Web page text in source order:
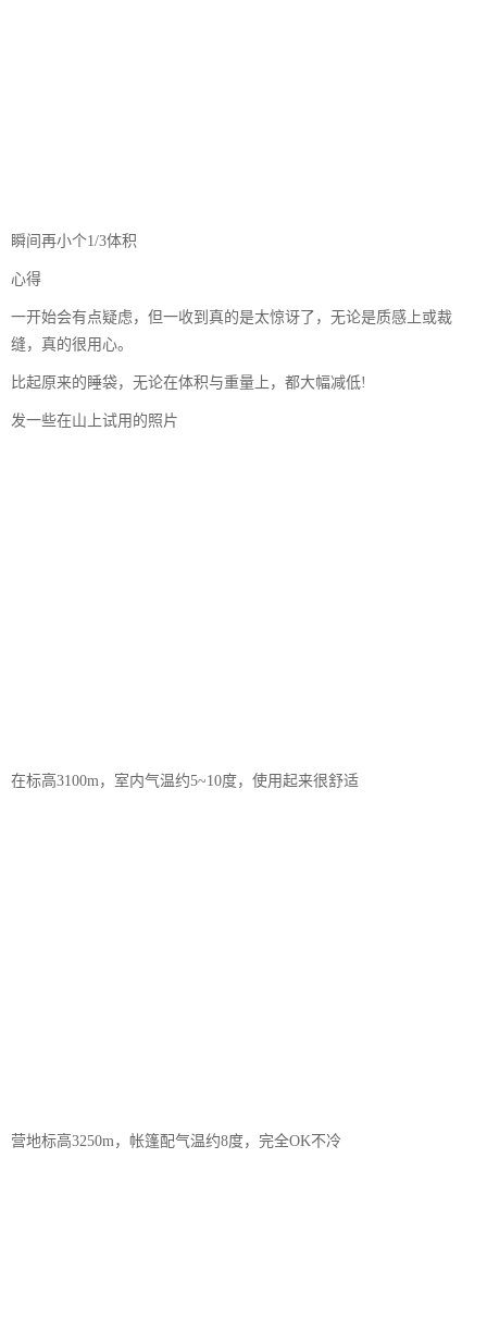
瞬间再小个1/3体积
心得
一开始会有点疑虑，但一收到真的是太惊讶了，无论是质感上或裁
缝，真的很用心。
比起原来的睡袋，无论在体积与重量上，都大幅减低!
发一些在山上试用的照片
在标高3100m，室内气温约5~10度，使用起来很舒适
营地标高3250m，帐篷配气温约8度，完全OK不冷